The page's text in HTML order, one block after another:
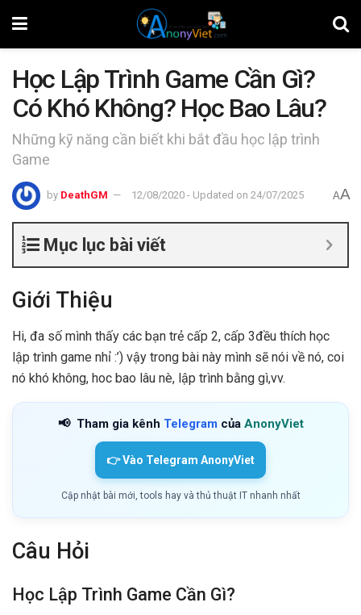
Học Lập Trình Game Cần Gì?
Có Khó Không? Học Bao Lâu?
Những kỹ năng cần biết khi bắt đầu học lập trình
Game
by DeathGM 12/08/2020 - Updated on 24/07/2025 AA
Mục lục bài viết
Giới Thiệu
Hi, đa số mình thấy các bạn trẻ cấp 2, cấp 3đều thích học
lập trình game nhỉ :’) vậy trong bài này mình sẽ nói về nó, coi
nó khó không, hoc bao lâu nè, lập trình bằng gì,vv.
📢 Tham gia kênh Telegram của AnonyViet
👉 Vào Telegram AnonyViet
Cập nhật bài mới, tools hay và thủ thuật IT nhanh nhất
Câu Hỏi
Học Lập Trình Game Cần Gì?